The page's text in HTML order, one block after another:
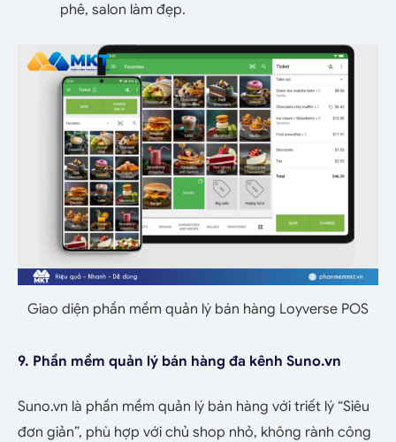
phê, salon làm đẹp.
Giao diện phần mềm quản lý bán hàng Loyverse POS
9. Phần mềm quản lý bán hàng đa kênh Suno.vn
Suno.vn là phần mềm quản lý bán hàng với triết lý “Siêu
đơn giản”, phù hợp với chủ shop nhỏ, không rành công